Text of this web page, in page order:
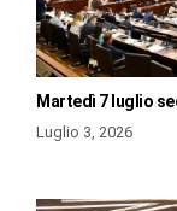
Martedì 7 luglio
Luglio 3, 2026